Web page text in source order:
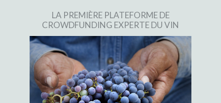
LA PREMIÈRE PLATEFORME DE
CROWDFUNDING EXPERTE DU VIN